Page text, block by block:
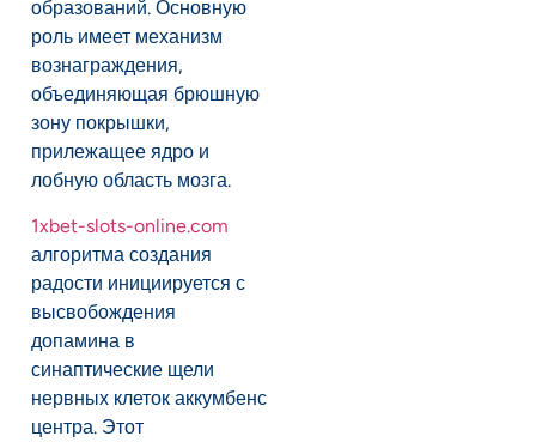
образований. Основную
роль имеет механизм
вознаграждения,
объединяющая брюшную
зону покрышки,
прилежащее ядро и
лобную область мозга.
1xbet-slots-online.com
алгоритма создания
радости инициируется с
высвобождения
допамина в
синаптические щели
нервных клеток аккумбенс
центра. Этот